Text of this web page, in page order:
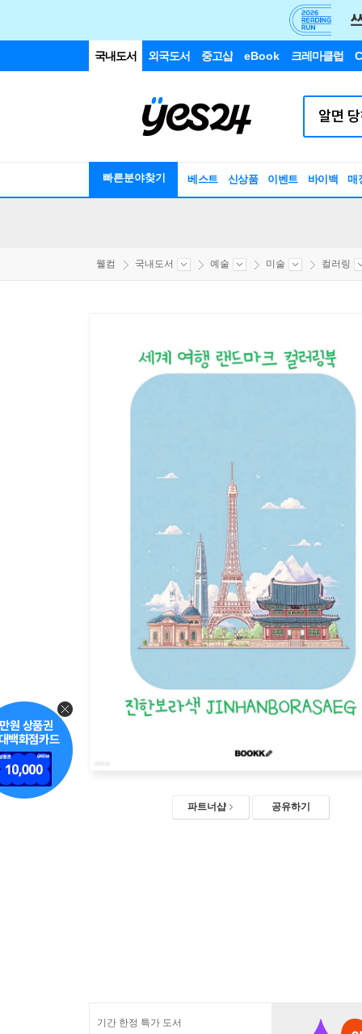
국내도서 외국도서 중고샵 eBook 크레마클럽
빠른분야찾기 베스트 신상품 이벤트 바이백 매
웰컴 국내도서 예술 미술 컬러링
파트너샵 공유하기
기간 한정 특가 도서